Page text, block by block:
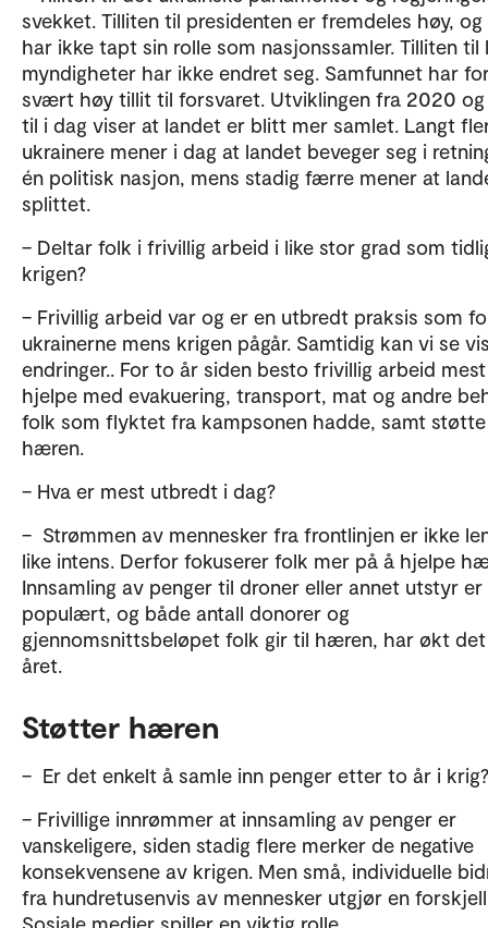
svekket. Tilliten til presidenten er fremdeles høy, og
har ikke tapt sin rolle som nasjonssamler. Tilliten til
myndigheter har ikke endret seg. Samfunnet har
svært høy tillit til forsvaret. Utviklingen fra 2020
til i dag viser at landet er blitt mer samlet. Langt
ukrainere mener i dag at landet beveger seg i
én politisk nasjon, mens stadig færre mener at
splittet.
– Deltar folk i frivillig arbeid i like stor grad som
krigen?
– Frivillig arbeid var og er en utbredt praksis som
ukrainerne mens krigen pågår. Samtidig kan vi se
endringer.. For to år siden besto frivillig arbeid
hjelpe med evakuering, transport, mat og andre
folk som flyktet fra kampsonen hadde, samt
hæren.
– Hva er mest utbredt i dag?
– Strømmen av mennesker fra frontlinjen er ikke
like intens. Derfor fokuserer folk mer på å hjelpe
Innsamling av penger til droner eller annet utstyr er
populært, og både antall donorer og
gjennomsnittsbeløpet folk gir til hæren, har økt
året.
Støtter hæren
– Er det enkelt å samle inn penger etter to år i
– Frivillige innrømmer at innsamling av penger er
vanskeligere, siden stadig flere merker de negative
konsekvensene av krigen. Men små, individuelle
fra hundretusenvis av mennesker utgjør en